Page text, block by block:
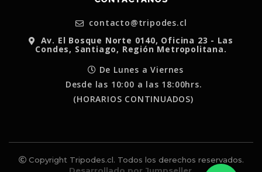
contacto@tripodes.cl
Av. El Bosque Norte 0140, Oficina 23 - Las
Condes, Santiago, Región Metropolitana.
De Lunes a Viernes
Desde las 10:00 a las 18:00hrs.
(HORARIOS CONTINUADOS)
Copyright Tripodes.cl. Todos los derechos reservados.